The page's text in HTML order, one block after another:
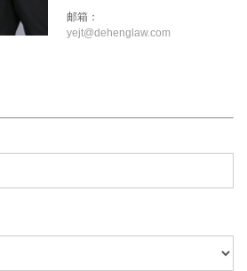
邮箱：
yejt@dehenglaw.com